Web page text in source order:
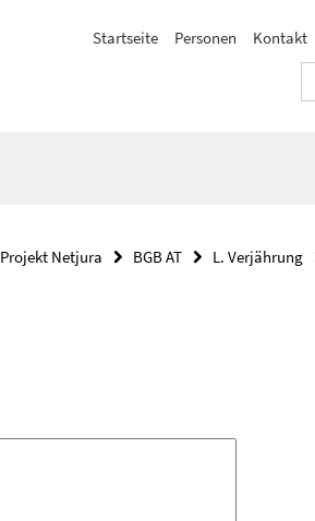
Startseite Personen Kontakt
Projekt Netjura BGB AT L. Verjährung